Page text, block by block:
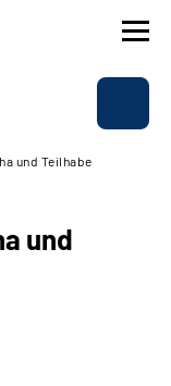
und Teilhabe
und